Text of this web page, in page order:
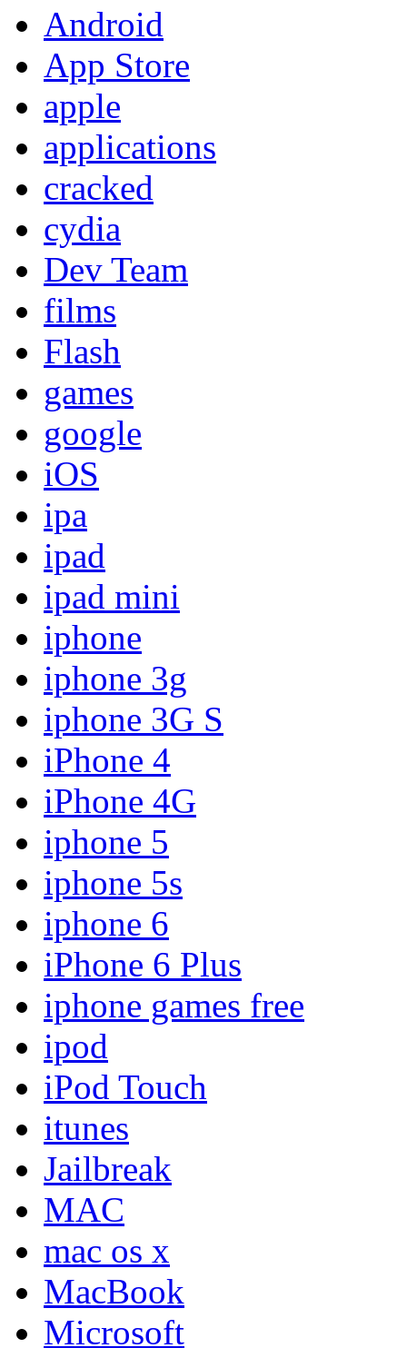
Android
App Store
apple
applications
cracked
cydia
Dev Team
films
Flash
games
google
iOS
ipa
ipad
ipad mini
iphone
iphone 3g
iphone 3G S
iPhone 4
iPhone 4G
iphone 5
iphone 5s
iphone 6
iPhone 6 Plus
iphone games free
ipod
iPod Touch
itunes
Jailbreak
MAC
mac os x
MacBook
Microsoft